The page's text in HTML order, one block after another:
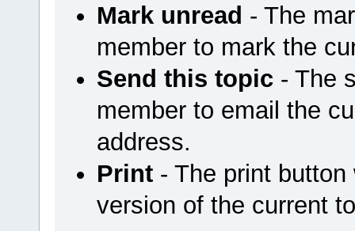
Mark unread - The
member to mark the
Send this topic- The
member to email the
address.
Print- The print button
version of the current